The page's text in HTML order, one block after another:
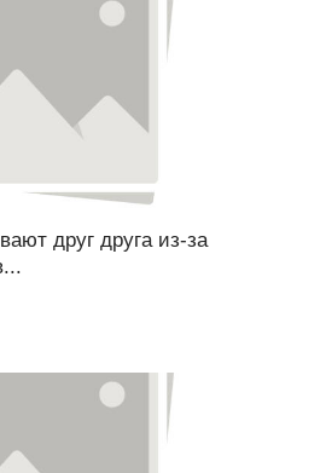
друг друга из-за